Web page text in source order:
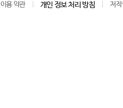
이용 약관 개인 정보 처리 방침 저